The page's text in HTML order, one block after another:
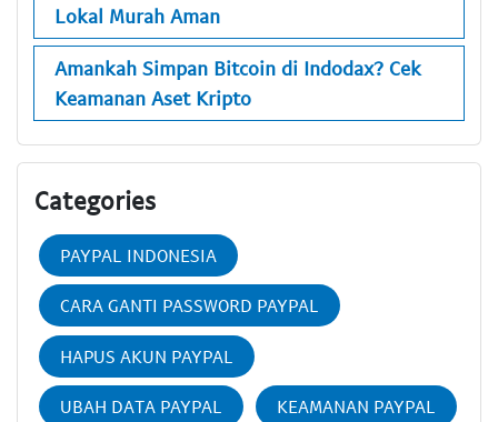
Lokal Murah Aman
Amankah Simpan Bitcoin di Indodax? Cek
Keamanan Aset Kripto
Categories
PAYPAL INDONESIA
CARA GANTI PASSWORD PAYPAL
HAPUS AKUN PAYPAL
UBAH DATA PAYPAL KEAMANAN PAYPAL